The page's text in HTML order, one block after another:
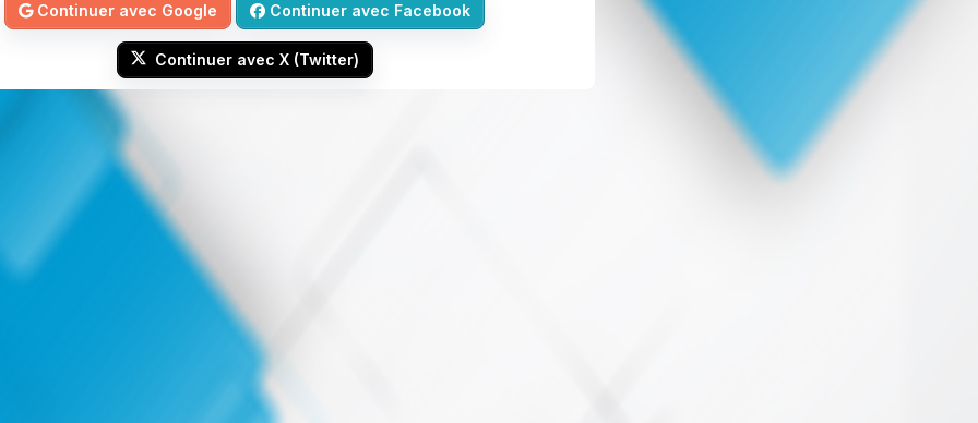
Continuer avec Google Continuer avec Facebook
Continuer avec X (Twitter)